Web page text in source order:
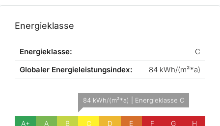
Energieklasse
Energieklasse:
C
Globaler Energieleistungsindex:
84 kWh/(m²*a)
A+ A B
84 kWh/(m²*a) | Energieklasse C
C D E F G H